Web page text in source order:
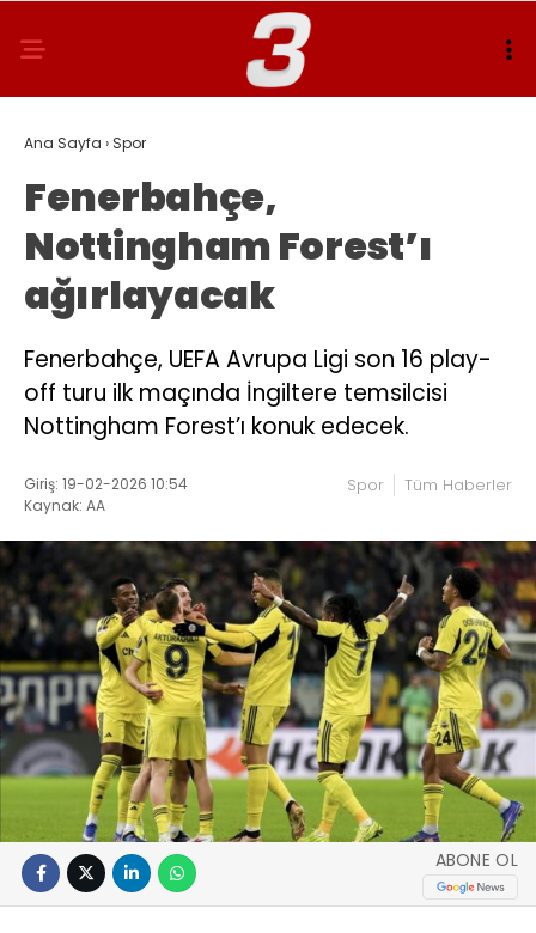
Ana Sayfa › Spor
Fenerbahçe,
Nottingham Forest’ı
ağırlayacak
Fenerbahçe, UEFA Avrupa Ligi son 16 play-
off turu ilk maçında İngiltere temsilcisi
Nottingham Forest’ı konuk edecek.
Giriş: 19-02-2026 10:54
Kaynak: AA
Spor Tüm Haberler
ABONE OL